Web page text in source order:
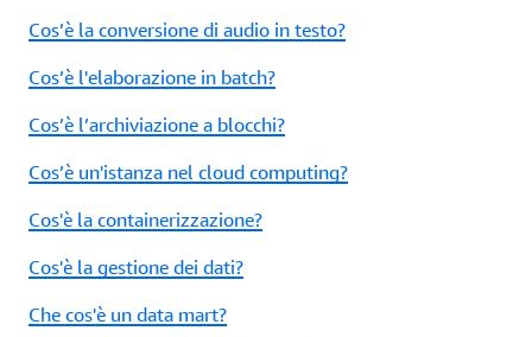
Cos’è la conversione di audio in testo?
Cos’è l'elaborazione in batch?
Cos’è l’archiviazione a blocchi?
Cos’è un'istanza nel cloud computing?
Cos'è la containerizzazione?
Cos'è la gestione dei dati?
Che cos'è un data mart?